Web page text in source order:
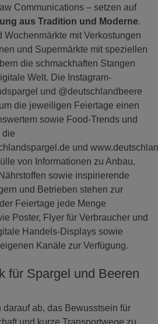
Communications – setzen auf
aus Tradition und Moderne.
mit Verkostungen
und Supermärkte mit speziellen
die schmackhaften Stangen
Welt. Die Instagram-
und @deutschlandbeere
die jeweiligen Feiertage einen
sowie Food-Trends und
die
und
von Informationen zu Anbau,
sowie inspirierende
und Betrieben stehen zur
Feiertage jede Menge
Poster, Flyer für Verbraucher und
Handels-Displays sowie
Kanäle zur Verfügung.
für Spargel und Beeren
ab, das Bewusstsein für
und kurze Transportwege zu